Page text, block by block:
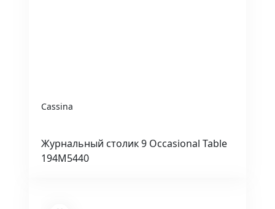
Cassina
Журнальный столик 9 Occasional Table
194M5440